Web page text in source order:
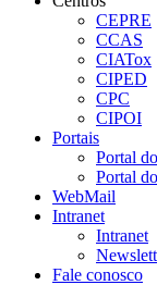
CEPRE
CCAS
CIATox
CIPED
CPC
CIPOI
Portais
Portal
Portal
WebMail
Intranet
Intranet
Fale conosco